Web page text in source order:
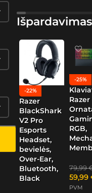
Išpardavimas
-22%
Razer
BlackShark
V2 Pro
Esports
Headset,
bevielės,
Over-Ear,
Bluetooth,
Black
-25%
Razer
RGB,
79,99
59,99
PVM